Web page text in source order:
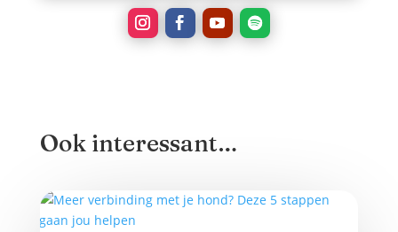
Ook interessant…